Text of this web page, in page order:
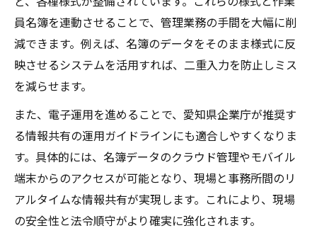
員名簿を連動させることで、管理業務の手間を大幅に削
減できます。例えば、名簿のデータをそのまま様式に反
映させるシステムを活用すれば、二重入力を防止しミス
を減らせます。
また、電子運用を進めることで、愛知県企業庁が推奨す
る情報共有の運用ガイドラインにも適合しやすくなりま
す。具体的には、名簿データのクラウド管理やモバイル
端末からのアクセスが可能となり、現場と事務所間のリ
アルタイムな情報共有が実現します。これにより、現場
の安全性と法令順守がより確実に強化されます。